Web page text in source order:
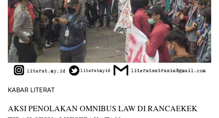
KABAR LITERAT
AKSI PENOLAKAN OMNIBUS LAW DI RANCAEKEK